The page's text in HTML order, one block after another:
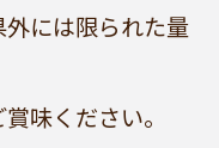
には限られた量
味ください。